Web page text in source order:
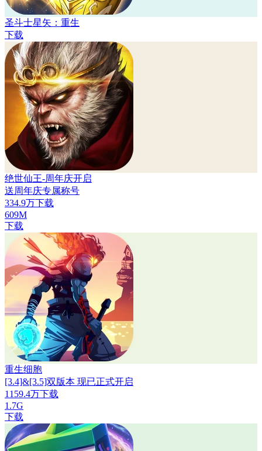
圣斗士星矢：重生
下载
绝世仙王-周年庆开启
送周年庆专属称号
334.9万下载
609M
下载
重生细胞
[3.4]&[3.5]双版本 现已正式开启
1159.4万下载
1.7G
下载